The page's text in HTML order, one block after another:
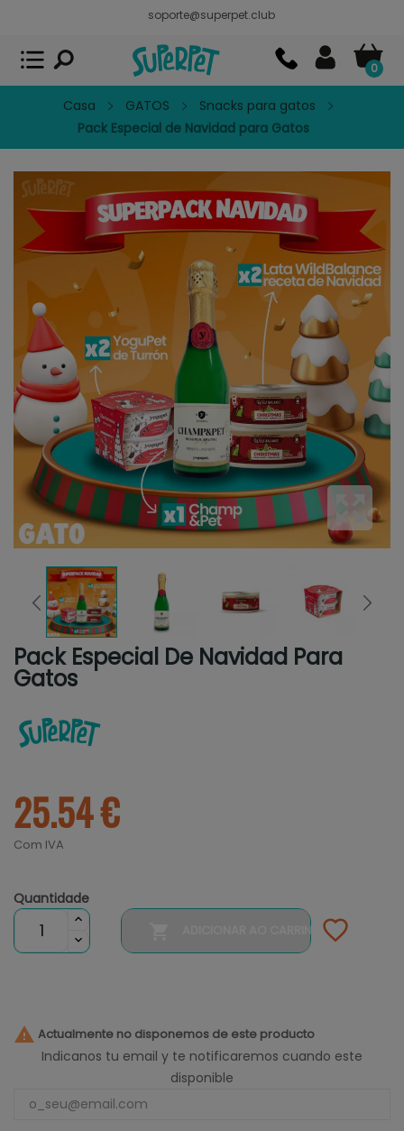
soporte@superpet.club
0
Casa GATOS
Snacks para gatos
Pack Especial de Navidad para Gatos
Pack Especial De Navidad Para
Gatos
25.54 €
Com IVA
Quantidade
ADICIONAR AO CARRINHO
 Actualmente no disponemos de este producto
Indicanos tu email y te notificaremos cuando este
disponible
Superpet, comida para mascotas
APP GRATIS - En Google Play